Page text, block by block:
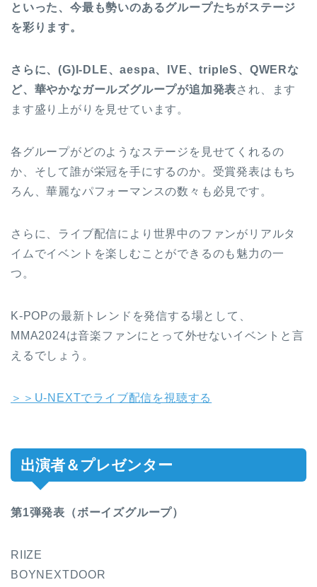
といった、今最も勢いのあるグループたちがステージ
を彩ります。
さらに、(G)I-DLE、aespa、IVE、tripleS、QWERな
ど、華やかなガールズグループが追加発表され、ます
ます盛り上がりを見せています。
各グループがどのようなステージを見せてくれるの
か、そして誰が栄冠を手にするのか。受賞発表はもち
ろん、華麗なパフォーマンスの数々も必見です。
さらに、ライブ配信により世界中のファンがリアルタ
イムでイベントを楽しむことができるのも魅力の一
つ。
K-POPの最新トレンドを発信する場として、
MMA2024は音楽ファンにとって外せないイベントと言
えるでしょう。
＞＞U-NEXTでライブ配信を視聴する
出演者＆プレゼンター
第1弾発表（ボーイズグループ）
RIIZE
BOYNEXTDOOR